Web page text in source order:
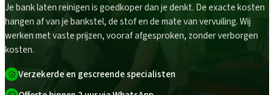
Je bank laten reinigen is goedkoper dan je denkt. De exacte kosten
hangen af van je bankstel, de stof en de mate van vervuiling. Wij
werken met vaste prijzen, vooraf afgesproken, zonder verborgen
kosten.
Verzekerde en gescreende specialisten